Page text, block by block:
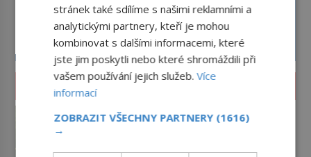
ZAJÍMAVOSTI
Jak poznat čistou vodu ke
koupání? Strčte hlavu pod
stránek také sdílíme s našimi reklamními a
analytickými partnery, kteří je mohou
kombinovat s dalšími informacemi, které
jste jim poskytli nebo které shromáždili při
vašem používání jejich služeb.Více
informací
ZOBRAZIT VŠECHNY PARTNERY (1616)
→